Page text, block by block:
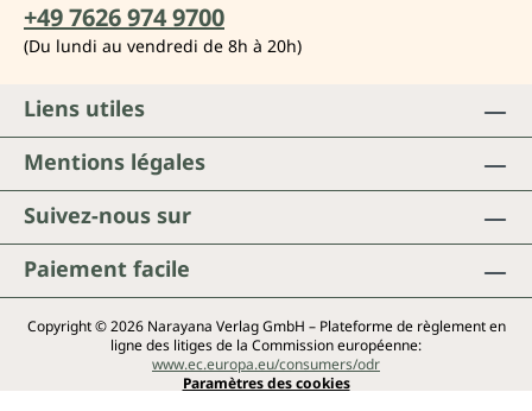
+49 7626 974 9700
(Du lundi au vendredi de 8h à 20h)
Suivez-nous sur
Paiement facile
Liens utiles
Mentions légales
Copyright © 2026 Narayana Verlag GmbH – Plateforme de règlement en
ligne des litiges de la Commission européenne:
www.ec.europa.eu/consumers/odr
Paramètres des cookies